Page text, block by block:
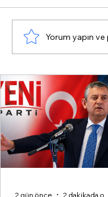
2 gün önce
Menderes
Başkan İlkay
Kararı
Yorum yapın ve